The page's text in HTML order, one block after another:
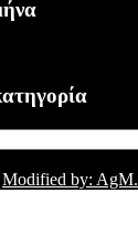
Modified by: AgM.